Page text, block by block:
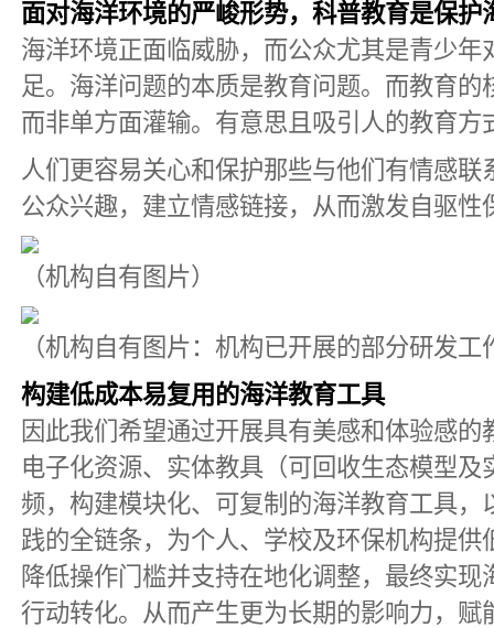
面对海洋环境的严峻形势，科普教育是保护
海洋环境正面临威胁，而公众尤其是青少
足。海洋问题的本质是教育问题。而教育
而非单方面灌输。有意思且吸引人的教育方
人们更容易关心和保护那些与他们有情感联
公众兴趣，建立情感链接，从而激发自驱性
（机构自有图片）
（机构自有图片：机构已开展的部分研发
构建低成本易复用的海洋教育工具
因此我们希望通过开展具有美感和体验感
电子化资源、实体教具（可回收生态模型
频，构建模块化、可复制的海洋教育工具
践的全链条，为个人、学校及环保机构提
降低操作门槛并支持在地化调整，最终实
行动转化。从而产生更为长期的影响力，